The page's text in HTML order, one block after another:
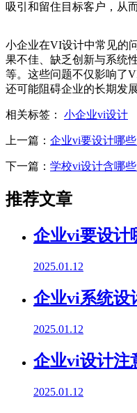
吸引和留住目标客户，从
小企业在VI设计中常见的
果不佳、缺乏创新与系统
等。这些问题不仅影响了
还可能阻碍企业的长期发展
相关标签： 小企业vi设计
上一篇： 企业vi要设计哪些
下一篇： 学校vi设计含哪些
推荐文章
企业vi要设计
2025.01.12
企业vi系统设
2025.01.12
企业vi设计注
2025.01.12